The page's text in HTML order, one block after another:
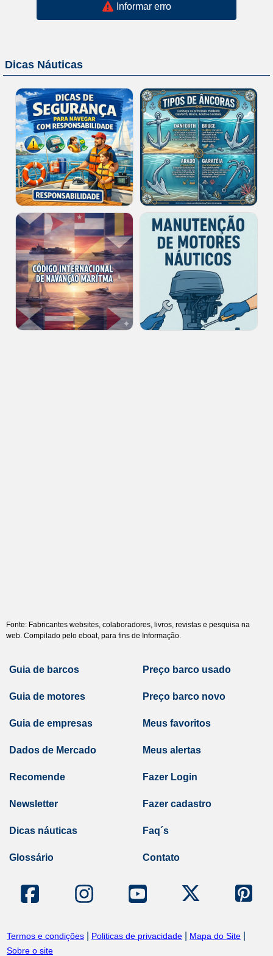
Informar erro
Dicas Náuticas
Fonte: Fabricantes websites, colaboradores, livros, revistas e pesquisa na
web. Compilado pelo eboat, para fins de Informação.
Guia de barcos
Guia de motores
Guia de empresas
Dados de Mercado
Preço barco usado
Preço barco novo
Meus favoritos
Meus alertas
Recomende
Newsletter
Dicas náuticas
Glossário
Fazer Login
Fazer cadastro
Faq´s
Contato
Termos e condições Politicas de privacidade Mapa do Site
Sobre o site